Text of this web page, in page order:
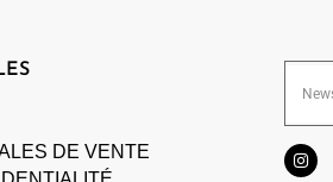
DE VENTE